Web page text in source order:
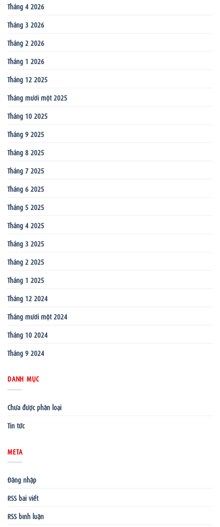
Tháng 4 2026
Tháng 3 2026
Tháng 2 2026
Tháng 1 2026
Tháng 12 2025
Tháng mười một 2025
Tháng 10 2025
Tháng 9 2025
Tháng 8 2025
Tháng 7 2025
Tháng 6 2025
Tháng 5 2025
Tháng 4 2025
Tháng 3 2025
Tháng 2 2025
Tháng 1 2025
Tháng 12 2024
Tháng mười một 2024
Tháng 10 2024
Tháng 9 2024
DANH MỤC
Chưa được phân loại
Tin tức
META
Đăng nhập
RSS bài viết
RSS bình luận